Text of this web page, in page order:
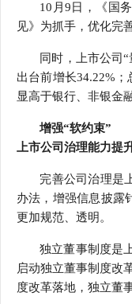
10月9日，《国
见》为抓手，优化完
同时，上市公司
出台前增长34.22%
显高于银行、非银金
增强“软约束”
上市公司治理能力提
完善公司治理是
办法，增强信息披露
更加规范、透明。
独立董事制度是
启动独立董事制度改
度改革落地，独立董